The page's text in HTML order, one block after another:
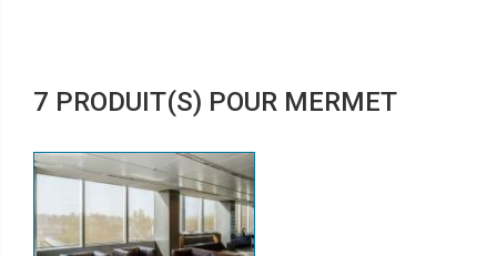
7 PRODUIT(S) POUR MERMET